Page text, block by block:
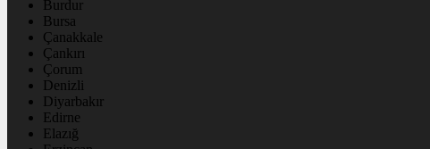
Burdur
Bursa
Çanakkale
Çankırı
Çorum
Denizli
Diyarbakır
Edirne
Elazığ